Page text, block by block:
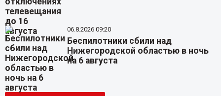
06.8.2026 09:20
Беспилотники сбили над
Нижегородской областью в ночь
на 6 августа